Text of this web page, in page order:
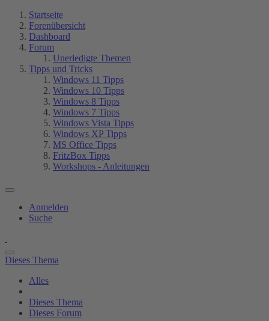
Startseite
Forenübersicht
Dashboard
Forum
Unerledigte Themen
Tipps und Tricks
Windows 11 Tipps
Windows 10 Tipps
Windows 8 Tipps
Windows 7 Tipps
Windows Vista Tipps
Windows XP Tipps
MS Office Tipps
FritzBox Tipps
Workshops - Anleitungen
Anmelden
Suche
Dieses Thema
Alles
Dieses Thema
Dieses Forum